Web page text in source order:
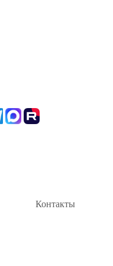
Контакты